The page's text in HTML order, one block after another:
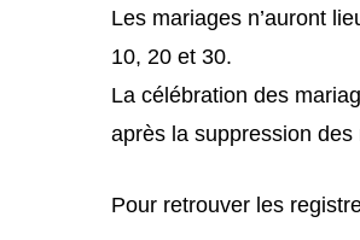
Les mariages n’auront
10, 20 et 30.
La célébration des
après la suppression
Pour retrouver les